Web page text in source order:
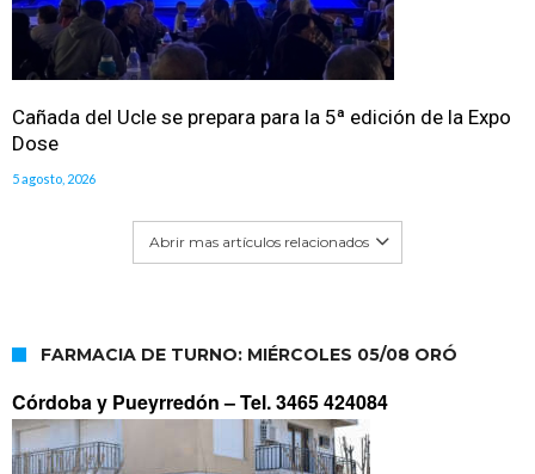
Cañada del Ucle se prepara para la 5ª edición de la Expo
Dose
5 agosto, 2026
Abrir mas artículos relacionados
FARMACIA DE TURNO: MIÉRCOLES 05/08 ORÓ
Córdoba y Pueyrredón –Tel. 3465 424084